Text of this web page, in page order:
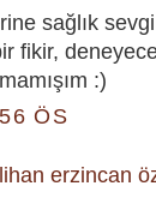
sağlık
fikir,
:)
ÖS
erzincan